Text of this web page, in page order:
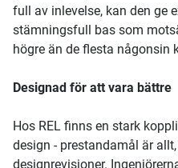
full av inlevelse, kan den ge
stämningsfull bas som
högre än de flesta någonsin
Designad för att vara bättre
Hos REL finns en stark
design - prestandamål är
designrevisioner.